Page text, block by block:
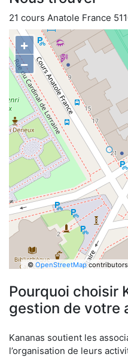
21 cours Anatole France
+
−
©OpenStreetMap
Pourquoi choisir
gestion de votre
Kananas soutient les
l’organisation de leurs